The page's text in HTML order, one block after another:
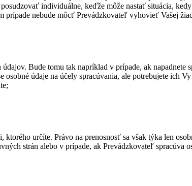
individuálne, keďže môže nastať situácia,
nebude môcť Prevádzkovateľ vyhovieť Vašej
Bude tomu tak napríklad v prípade, ak napadnete
údaje na účely spracúvania, ale potrebujete ich
určíte. Právo na prenosnosť sa však týka len
strán alebo v prípade, ak Prevádzkovateľ spracúva